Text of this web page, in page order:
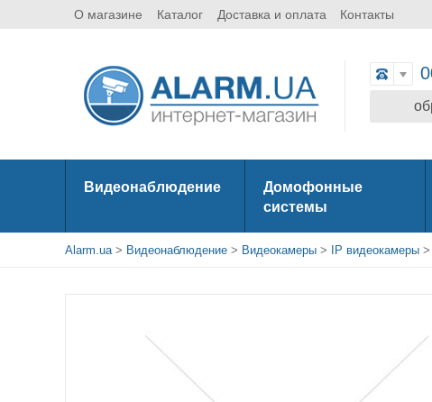
О магазине Каталог Доставка и оплата Контакты
Видеонаблюдение
Домофонные
системы
Alarm.ua> Видеонаблюдение > Видеокамеры > IP видеокамеры >